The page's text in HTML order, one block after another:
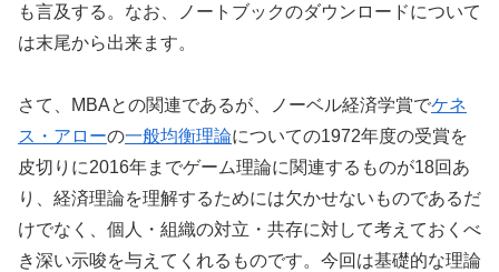
も言及する。なお、ノートブックのダウンロードについて
は末尾から出来ます。
さて、MBAとの関連であるが、ノーベル経済学賞でケネ
ス・アローの一般均衡理論についての1972年度の受賞を
皮切りに2016年までゲーム理論に関連するものが18回あ
り、経済理論を理解するためには欠かせないものであるだ
けでなく、個人・組織の対立・共存に対して考えておくべ
き深い示唆を与えてくれるものです。今回は基礎的な理論